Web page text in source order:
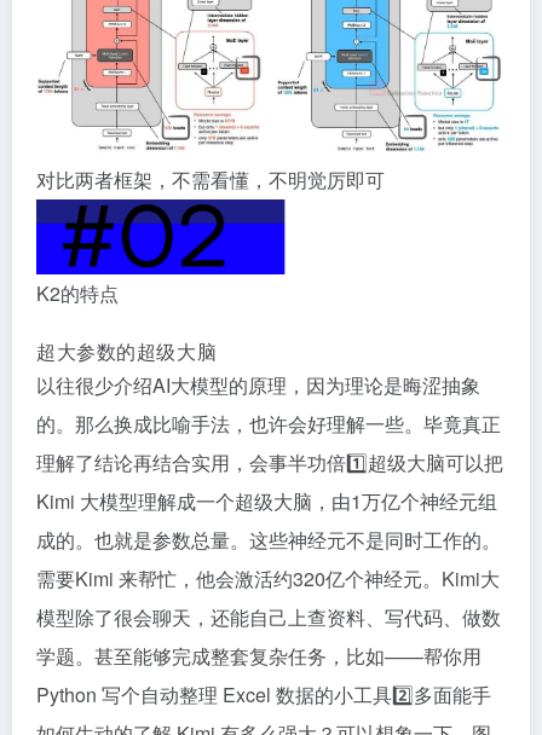
对比两者框架，不需看懂，不明觉厉即可
K2的特点
超大参数的超级大脑
以往很少介绍AI大模型的原理，因为理论是晦涩抽象
的。那么换成比喻手法，也许会好理解一些。毕竟真正
理解了结论再结合实用，会事半功倍1️⃣超级大脑可以把
Kimi 大模型理解成一个超级大脑，由1万亿个神经元组
成的。也就是参数总量。这些神经元不是同时工作的。
需要Kimi 来帮忙，他会激活约320亿个神经元。Kimi大
模型除了很会聊天，还能自己上查资料、写代码、做数
学题。甚至能够完成整套复杂任务，比如——帮你用
Python 写个自动整理 Excel 数据的小工具2️⃣多面能手